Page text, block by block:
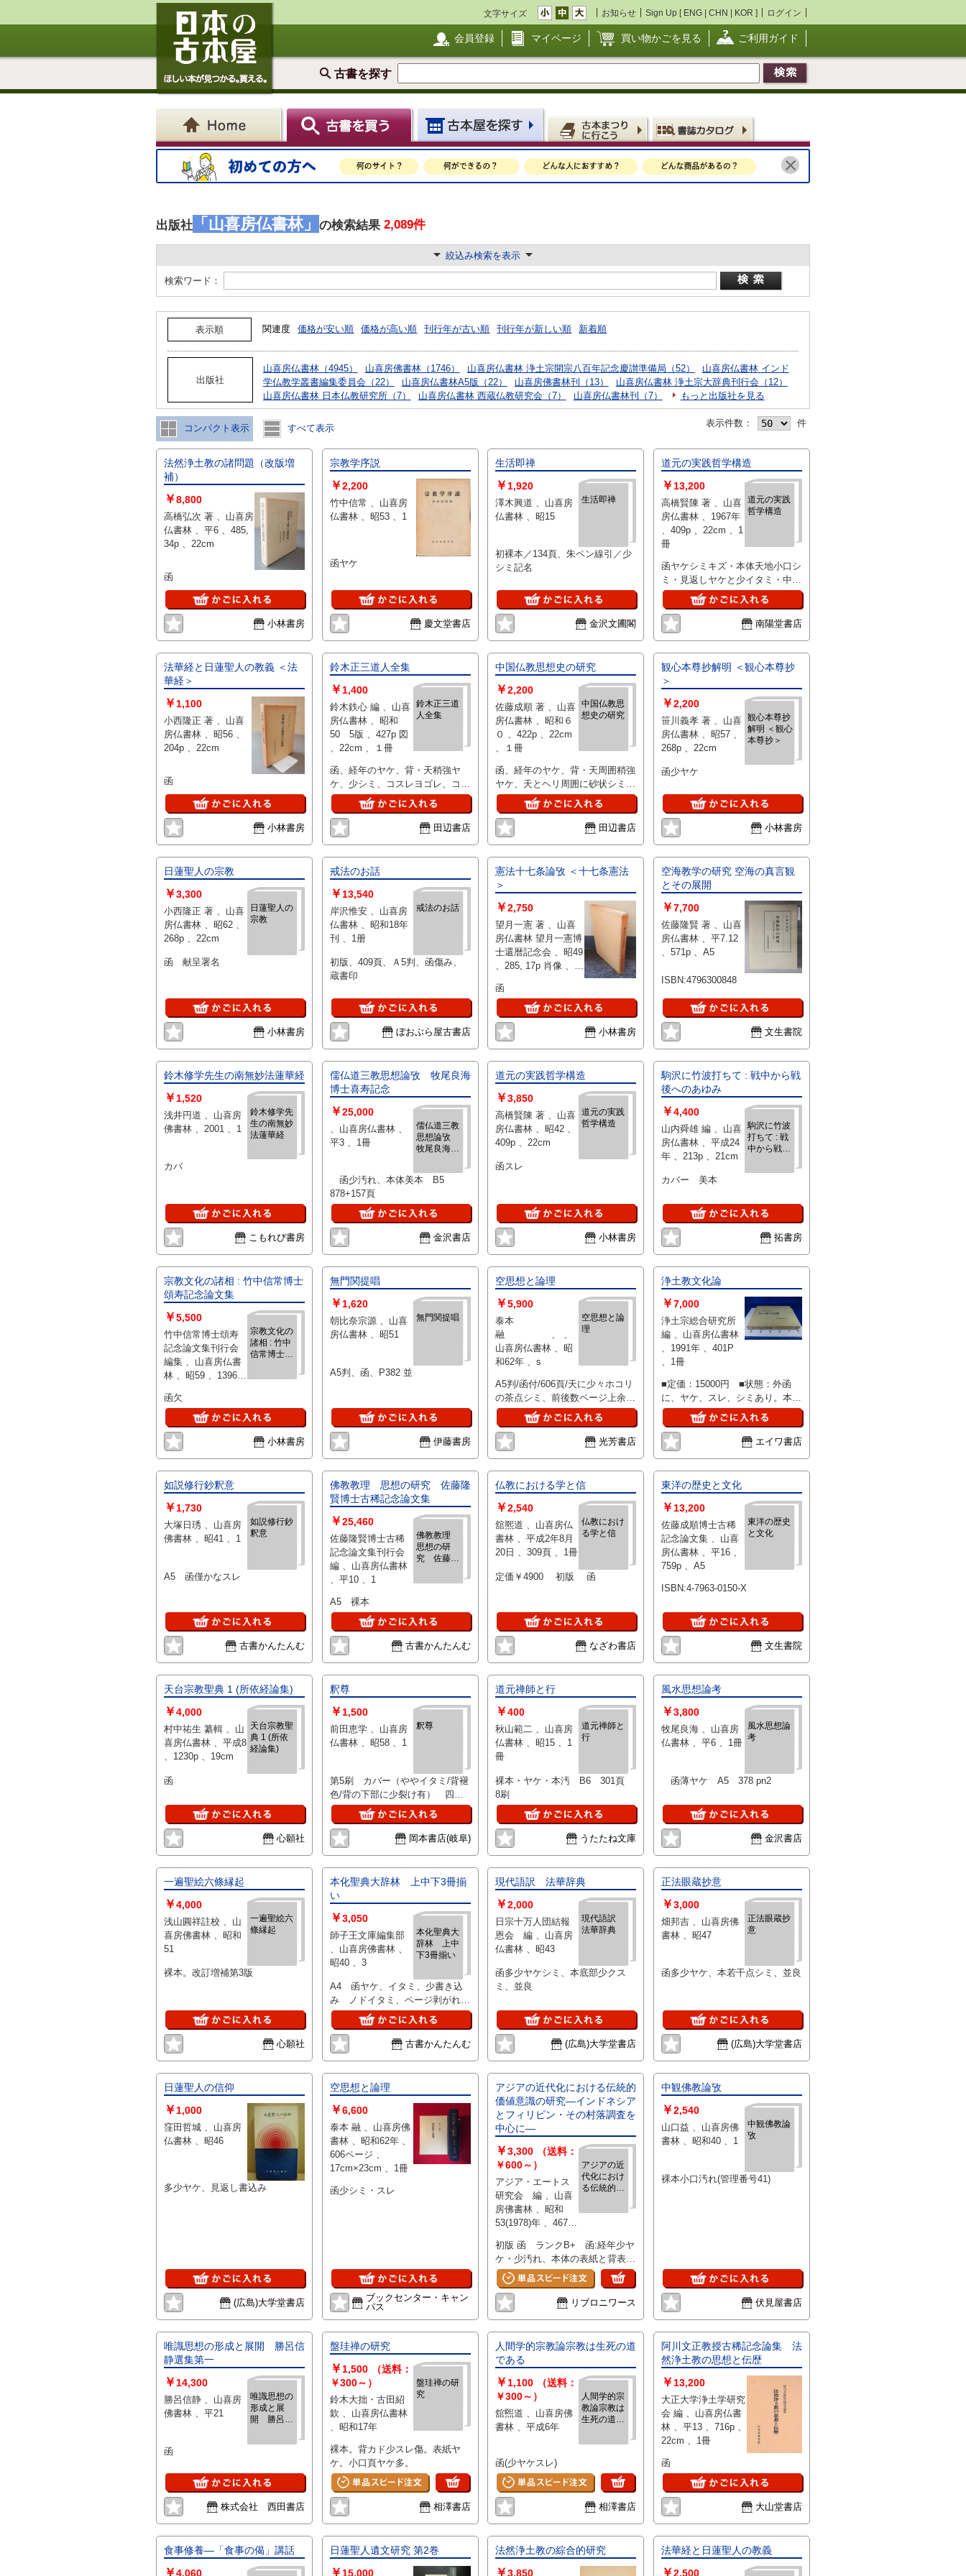
文字サイズ お知らせ Sign Up [ ENG | CHN | KOR ] ログイン
会員登録 マイページ 買い物かごを見る ご利用ガイド
古書を探す
出版社 「山喜房仏書林」 の検索結果 2,089件
絞込み検索を表示
検索ワード：
表示順 関連度 価格が安い順 価格が高い順 刊行年が古い順 刊行年が新しい順 新着順
出版社
山喜房仏書林（4945） 山喜房佛書林（1746） 山喜房仏書林 浄土宗開宗八百年記念慶讃準備局（52）
山喜房仏書林 インド
学仏教学叢書編集委員会（22）
山喜房仏書林A5版（22） 山喜房佛書林刊（13）
山喜房仏書林 浄土宗大辞典刊行会（12）
山喜房仏書林 日本仏教研究所（7）
山喜房仏書林 西蔵仏教研究会（7） 山喜房仏書林刊（7） もっと出版社を見る
コンパクト表示 すべて表示 表示件数： 件
法然浄土教の諸問題（改版増
補）
￥8,800
高橋弘次 著 、山喜房
仏書林 、平6 、485,
34p 、22cm
函
小林書房
宗教学序説
￥2,200
竹中信常 、山喜房
仏書林 、昭53 、1
函ヤケ
慶文堂書店
生活即禅
生活即禅
￥ 1,920
澤木興道 、山喜房
仏書林 、昭15
初裸本／134頁、朱ペン線引／少
シミ記名
金沢文圃閣
道元の実践哲学構造
道元の実践
哲学構造
￥ 13,200
高橋賢陳 著 、山喜
房仏書林 、1967年
、409p 、22cm 、1
冊
函ヤケシミキズ・本体天地小口シ
ミ・見返しヤケと少イタミ・中の
頁は概ね状態良好です
南陽堂書店
法華経と日蓮聖人の教義 ＜法
華経＞
￥ 1,100
小西隆正 著 、山喜
房仏書林 、昭56 、
204p 、22cm
函
小林書房
鈴木正三道人全集
鈴木正三道
人全集
￥ 1,400
鈴木鉄心 編 、山喜
房仏書林 、昭和
50 5版 、427p 図
、22cm 、１冊
函、経年のヤケ、背・天稍強ヤ
ケ、少シミ、コスレヨゴレ、コス
レ跡、開口部天地ヘリ、イタミテ
ープ補修、開口部少ヨレ、本体両
見返しにテープ跡少ヨゴレ、少シ
ミ、後ろ見返しに値札跡、小口三
状態並、函は並下、本体並、送料
レターパックプラス
田辺書店
中国仏教思想史の研究
中国仏教思
想史の研究
￥2,200
佐藤成順 著 、山喜
房仏書林 、昭和６
０ 、422p 、22cm
、１冊
函、経年のヤケ、背・天周囲稍強
ヤケ、天とヘリ周囲に砂状シミ、
ヨゴレ２ヶ所、軽いコスレ跡、本
体後ろ見返しに極軽いヨレ、前見
返しから数枚軽い角折れは見られ
ますが状態良好です、送料レター
田辺書店
観心本尊抄解明 ＜観心本尊抄
＞
観心本尊抄
解明 ＜観心
本尊抄＞
￥2,200
笹川義孝 著 、山喜
房仏書林 、昭57 、
268p 、22cm
函少ヤケ
小林書房
日蓮聖人の宗教
日蓮聖人の
宗教
￥3,300
小西隆正 著 、山喜
房仏書林 、昭62 、
268p 、22cm
函 献呈署名
小林書房
戒法のお話
戒法のお話
￥ 13,540
岸沢惟安 、山喜房
仏書林 、昭和18年
刊 、1册
初版、409頁、Ａ5判、函傷み、
蔵書印
ぼおぶら屋古書店
憲法十七条論攷 ＜十七条憲法
＞
￥2,750
望月一憲 著 、山喜
房仏書林 望月一憲博
士還暦記念会 、昭49
、285, 17p 肖像 、
函
小林書房
空海教学の研究 空海の真言観
とその展開
￥7,700
佐藤隆賢 著 、山喜
房仏書林 、平7.12
、571p 、A5
ISBN:4796300848
文生書院
鈴木修学先生の南無妙法蓮華経
鈴木修学先
生の南無妙
法蓮華経
￥ 1,520
浅井円道 、山喜房
佛書林 、2001 、1
カバ
こもれび書房
儒仏道三教思想論攷 牧尾良海
博士喜寿記念
儒仏道三教
思想論攷
牧尾良海博
￥25,000
、山喜房仏書林 、
平3 、1冊
函少汚れ、本体美本 B5
878+157頁
金沢書店
道元の実践哲学構造
道元の実践
哲学構造
￥3,850
高橋賢陳 著 、山喜
房仏書林 、昭42 、
409p 、22cm
函スレ
小林書房
駒沢に竹波打ちて : 戦中から戦
後へのあゆみ
駒沢に竹波
打ちて : 戦
中から戦後
￥4,400
山内舜雄 編 、山喜
房仏書林 、平成24
年 、213p 、21cm
カバー 美本
拓書房
宗教文化の諸相 : 竹中信常博士
頌寿記念論文集
宗教文化の
諸相 : 竹中
信常博士頌
集
￥5,500
竹中信常博士頌寿
記念論文集刊行会
編集 、山喜房仏書
林 、昭59 、1396p
函欠
小林書房
無門関提唱
無門関提唱
￥ 1,620
朝比奈宗源 、山喜
房仏書林 、昭51
A5判、函、P382 並
伊藤書房
空思想と論理
空思想と論
理
￥5,900
泰本
融 、 、
山喜房仏書林 、昭
和62年 、s
A5判/函付/606頁/天に少々ホコリ
の茶点シミ、前後数ページ上余白
少波シワ、P598上角に福耳有。
函少々薄いホコリスレ有。他経年
並、印・線引なし。
光芳書店
浄土教文化論
￥7,000
浄土宗総合研究所
編 、山喜房仏書林
、1991年 、401P
、1冊
■定価：15000円 ■状態：外函
に、ヤケ、スレ、シミあり。本
は、少シミ、少ヤケあります。
エイワ書店
如説修行鈔釈意
如説修行鈔
釈意
￥ 1,730
大塚日琇 、山喜房
佛書林 、昭41 、1
A5 函僅かなスレ
古書かんたんむ
佛教教理 思想の研究 佐藤隆
賢博士古稀記念論文集
佛教教理
思想の研
究 佐藤隆
記念論文集
￥25,460
佐藤隆賢博士古稀
記念論文集刊行会
編 、山喜房仏書林
、平10 、1
A5 裸本
古書かんたんむ
仏教における学と信
仏教におけ
る学と信
￥2,540
舘熈道 、山喜房仏
書林 、平成2年8月
20日 、309頁 、1冊
定価￥4900 初版 函
なざわ書店
東洋の歴史と文化
東洋の歴史
と文化
￥ 13,200
佐藤成順博士古稀
記念論文集 、山喜
房仏書林 、平16 、
759p 、A5
ISBN:4-7963-0150-X
文生書院
天台宗教聖典 1 (所依経論集)
天台宗教聖
典 1 (所依
経論集)
￥4,000
村中祐生 纂輯 、山
喜房仏書林 、平成8
、1230p 、19cm
函
心願社
釈尊
釈尊
￥ 1,500
前田恵学 、山喜房
仏書林 、昭58 、1
第5刷 カバー（ややイタミ/背褪
色/背の下部に少裂け有） 四六
判216頁 本体良好
岡本書店(岐阜)
道元禅師と行
道元禅師と
行
￥400
秋山範二 、山喜房
仏書林 、昭15 、1
冊
裸本・ヤケ・本汚 B6 301頁
8刷
うたたね文庫
風水思想論考
風水思想論
考
￥3,800
牧尾良海 、山喜房
仏書林 、平6 、1冊
函薄ヤケ A5 378 pn2
金沢書店
一遍聖絵六條縁起
一遍聖絵六
條縁起
￥4,000
浅山圓祥註校 、山
喜房佛書林 、昭和
51
裸本。改訂増補第3版
心願社
本化聖典大辞林 上中下3冊揃
い
本化聖典大
辞林 上中
下3冊揃い
￥3,050
師子王文庫編集部
、山喜房佛書林 、
昭40 、3
A4 函ヤケ、イタミ、少書き込
み ノドイタミ、ページ剥がれ
蛍光ペン線引き
古書かんたんむ
現代語訳 法華辞典
現代語訳
法華辞典
￥2,000
日宗十万人団結報
恩会 編 、山喜房
仏書林 、昭43
函多少ヤケシミ、本底部少クス
ミ、並良
(広島)大学堂書店
正法眼蔵抄意
正法眼蔵抄
意
￥3,000
畑邦吉 、山喜房佛
書林 、昭47
函多少ヤケ、本若干点シミ、並良
(広島)大学堂書店
日蓮聖人の信仰
￥1,000
窪田哲城 、山喜房
仏書林 、昭46
多少ヤケ、見返し書込み
(広島)大学堂書店
空思想と論理
￥6,600
泰本 融 、山喜房佛
書林 、昭和62年 、
606ページ 、
17cm×23cm 、1冊
函少シミ・スレ
ブックセンター・キャン
パス
アジアの近代化における伝統的
価値意識の研究―インドネシア
とフィリピン・その村落調査を
中心に―
アジアの近
代化におけ
る伝統的価
究―インド
その村落調
査を中心に
―
￥3,300
（送料：
￥600～）
アジア・エートス
研究会 編 、山喜
房佛書林 、昭和
53(1978)年 、467p
、A5判 、1冊
初版 函 ランクB+ 函:経年少ヤ
ケ・少汚れ、本体の表紙と背表
紙:良好、天:ヤケ少濃い目・少埃
汚れ、小口:ヤケ少濃い目・少薄
汚れ・ごく僅かに微小茶シミ、
地:少ヤケ・薄汚れ、線引・書込
紙質とともに状態良好
リブロニワース
中観佛教論攷
中観佛教論
攷
￥2,540
山口益 、山喜房佛
書林 、昭和40 、1
裸本小口汚れ(管理番号41)
伏見屋書店
唯識思想の形成と展開 勝呂信
静選集第一
唯識思想の
形成と展
開 勝呂信
￥14,300
勝呂信静 、山喜房
佛書林 、平21
函
株式会社 西田書店
盤珪禅の研究
盤珪禅の研
究
￥1,500
（送料：
￥300～）
鈴木大拙・古田紹
欽 、山喜房仏書林
、昭和17年
裸本。背カド少スレ傷。表紙ヤ
ケ。小口頁ヤケ多。
相澤書店
人間学的宗教論宗教は生死の道
である
人間学的宗
教論宗教は
生死の道で
￥1,100
（送料：
￥300～）
舘煕道 、山喜房佛
書林 、平成6年
函(少ヤケスレ)
相澤書店
阿川文正教授古稀記念論集 法
然浄土教の思想と伝歴
￥13,200
大正大学浄土学研究
会 編 、山喜房仏書
林 、平13 、716p 、
22cm 、1冊
函
大山堂書店
食事修養―「食事の偈」講話
￥4,060
日蓮聖人遺文研究 第2巻
￥ 15,000
法然浄土教の綜合的研究
￥3,850
法華経と日蓮聖人の教義
￥2,500